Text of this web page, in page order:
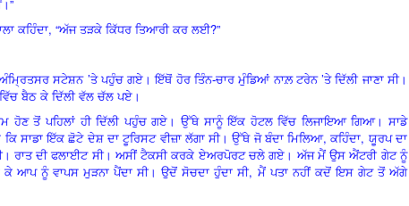
”
ਕਹਿੰਦਾ, “ਅੱਜ ਤੜਕੇ ਕਿੱਧਰ ਤਿਆਰੀ ਕਰ ਲਈ?”
ਸਟੇਸ਼ਨ ’ਤੇ ਪਹੁੰਚ ਗਏ। ਇੱਥੋਂ ਹੋਰ ਤਿੰਨ-ਚਾਰ ਮੁੰਡਿਆਂ ਨਾਲ਼ ਟਰੇਨ’ਤੇ ਦਿੱਲੀ ਜਾਣਾ ਸੀ।
ਬੈਠ ਕੇ ਦਿੱਲੀ ਵੱਲ ਚੱਲ ਪਏ।
ਹੋਣ ਤੋਂ ਪਹਿਲਾਂ ਹੀ ਦਿੱਲੀ ਪਹੁੰਚ ਗਏ। ਉੱਥੇ ਸਾਨੂੰ ਇੱਕ ਹੋਟਲ ਵਿੱਚ ਲਿਜਾਇਆ ਗਿਆ। ਸਾਡੇ
ਕਿ ਸਾਡਾ ਇੱਕ ਛੋਟੇ ਦੇਸ਼ ਦਾ ਟੂਰਿਸਟ ਵੀਜ਼ਾ ਲੱਗਾ ਸੀ। ਉੱਥੇ ਜੋ ਬੰਦਾ ਮਿਲਿਆ,ਕਹਿੰਦਾ, ਯੂਰਪ ਦਾ
ਰਾਤ ਦੀ ਫਲਾਈਟ ਸੀ। ਅਸੀਂ ਟੈਕਸੀ ਕਰਕੇ ਏਅਰਪੋਰਟ ਚਲੇ ਗਏ। ਅੱਜ ਮੈਂ ਉਸ ਐਂਟਰੀ ਗੇਟ ਨੂੰ
ਕੇ ਆਪ ਨੂੰ ਵਾਪਸ ਮੁੜਨਾ ਪੈਂਦਾ ਸੀ। ਉਦੋਂ ਸੋਚਦਾ ਹੁੰਦਾ ਸੀ, ਮੈਂ ਪਤਾ ਨਹੀਂ ਕਦੋਂ ਇਸ ਗੇਟ ਤੋਂ ਅੱਗੇ